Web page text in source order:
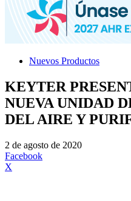
Nuevos Productos
KEYTER
NUEVA UNIDAD
DEL AIRE Y
2 de agosto de 2020
Facebook
X